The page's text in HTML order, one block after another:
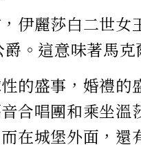
伊麗莎白二世女
。這意味著馬克
的盛事，婚禮
合唱團和乘坐
在城堡外面，